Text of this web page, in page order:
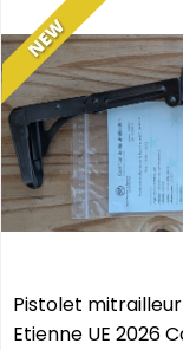
Pistolet
Etienne UE 2026